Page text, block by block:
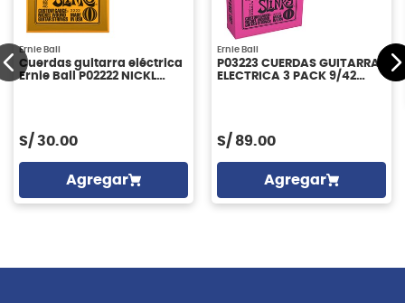
Ernie Ball
Cuerdas guitarra eléctrica
Ernie Ball P02222 NICKL
S/ 30.00
Agregar
Ernie Ball
P03223 CUERDAS GUITARRA
ELECTRICA 3 PACK 9/42
S/ 89.00
Agregar